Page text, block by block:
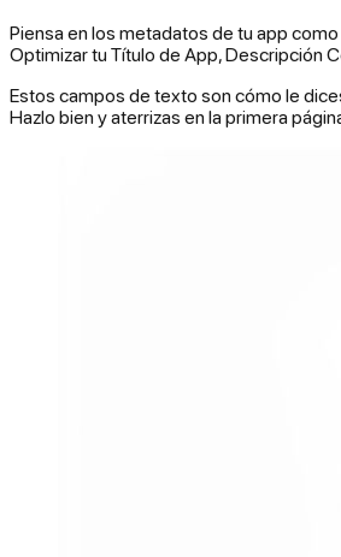
Piensa en los metadatos de tu app
Optimizar tu Título de App, Descripción
Estos campos de texto son cómo le
Hazlo bien y aterrizas en la primera